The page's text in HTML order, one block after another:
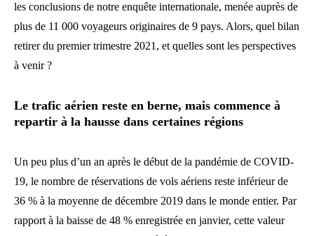
les conclusions de notre enquête internationale, menée auprès de
plus de 11 000 voyageurs originaires de 9 pays. Alors, quel bilan
retirer du premier trimestre 2021, et quelles sont les perspectives
à venir ?
Le trafic aérien reste en berne, mais commence à
repartir à la hausse dans certaines régions
Un peu plus d’un an après le début de la pandémie de COVID-
19, le nombre de réservations de vols aériens reste inférieur de
36 % à la moyenne de décembre 2019 dans le monde entier. Par
rapport à la baisse de 48 % enregistrée en janvier, cette valeur